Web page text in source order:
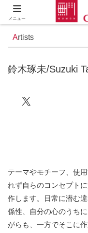
Artists
鈴木琢未/Suzuki
X
テーマやモチーフ、使
れず自らのコンセプト
作します。日常に潜む
係性、自分の心のうち
がらも、一方でそこに
メニュー